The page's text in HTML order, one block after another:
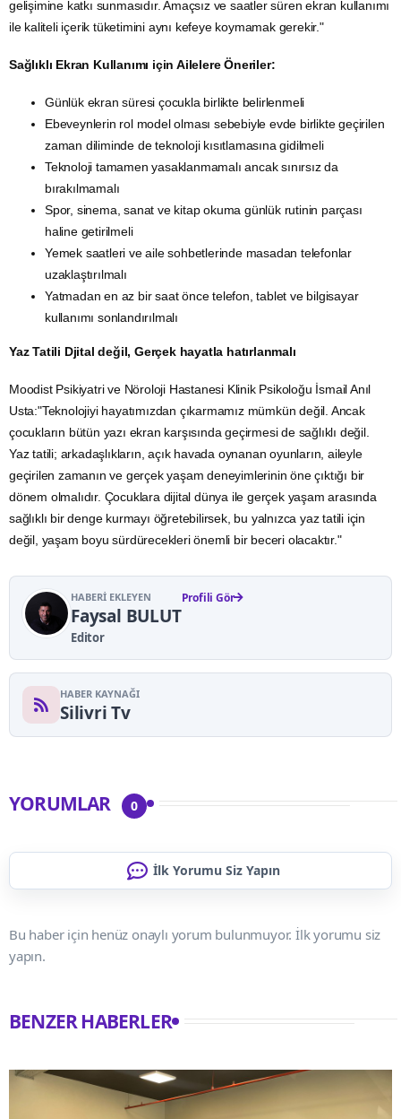
gelişimine katkı sunmasıdır. Amaçsız ve saatler süren ekran kullanımı
ile kaliteli içerik tüketimini aynı kefeye koymamak gerekir."
Sağlıklı Ekran Kullanımı için Ailelere Öneriler:
Günlük ekran süresi çocukla birlikte belirlenmeli
Ebeveynlerin rol model olması sebebiyle evde birlikte geçirilen
zaman diliminde de teknoloji kısıtlamasına gidilmeli
Teknoloji tamamen yasaklanmamalı ancak sınırsız da
bırakılmamalı
Spor, sinema, sanat ve kitap okuma günlük rutinin parçası
haline getirilmeli
Yemek saatleri ve aile sohbetlerinde masadan telefonlar
uzaklaştırılmalı
Yatmadan en az bir saat önce telefon, tablet ve bilgisayar
kullanımı sonlandırılmalı
Yaz Tatili Djital değil, Gerçek hayatla hatırlanmalı
Moodist Psikiyatri ve Nöroloji Hastanesi Klinik Psikoloğu İsmail Anıl
Usta:"Teknolojiyi hayatımızdan çıkarmamız mümkün değil. Ancak
çocukların bütün yazı ekran karşısında geçirmesi de sağlıklı değil.
Yaz tatili; arkadaşlıkların, açık havada oynanan oyunların, aileyle
geçirilen zamanın ve gerçek yaşam deneyimlerinin öne çıktığı bir
dönem olmalıdır. Çocuklara dijital dünya ile gerçek yaşam arasında
sağlıklı bir denge kurmayı öğretebilirsek, bu yalnızca yaz tatili için
değil, yaşam boyu sürdürecekleri önemli bir beceri olacaktır."
HABERI EKLEYEN
Faysal BULUT
Editor
Profili Gör
HABER KAYNAĞI
Silivri Tv
YORUMLAR 0
İlk Yorumu Siz Yapın
Bu haber için henüz onaylı yorum bulunmuyor. İlk yorumu siz
yapın.
BENZER HABERLER